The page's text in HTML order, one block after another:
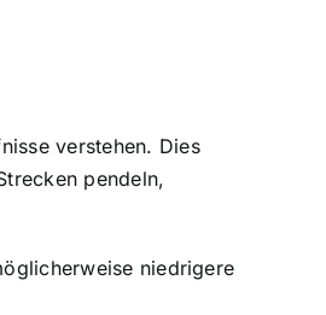
verstehen. Dies
pendeln,
niedrigere